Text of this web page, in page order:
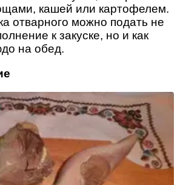
кашей или картофелем.
отварного можно подать не
к закуске, но и как
на обед.